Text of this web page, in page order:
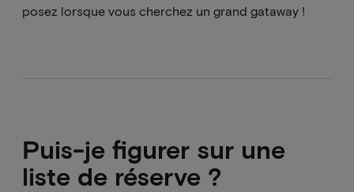
posez lorsque vous cherchez un grand gataway !
Puis-je figurer sur une
liste de réserve ?